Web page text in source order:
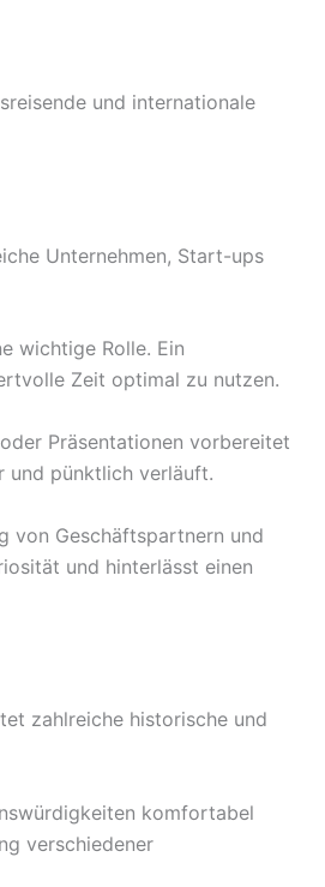
und internationale
Unternehmen, Start-ups
wichtige Rolle. Ein
Zeit optimal zu nutzen.
Präsentationen vorbereitet
und pünktlich verläuft.
von Geschäftspartnern und
und hinterlässt einen
zahlreiche historische und
komfortabel
verschiedener